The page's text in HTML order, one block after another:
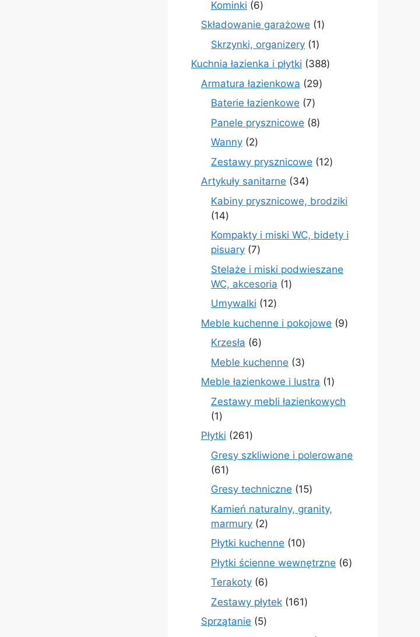
Kominki 66
produktów
Składowanie garażowe 11
Skrzynki, organizery 11
produkt
Kuchnia łazienka i płytki 388388
Armatura łazienkowa 2929
Baterie łazienkowe 77
produktów
Panele prysznicowe 88
Wanny 22
produkty
Zestawy prysznicowe 1212
Artykuły sanitarne 3434
produkty
Kabiny prysznicowe, brodziki
1414
produktów
Kompakty i miski WC, bidety i
pisuary 77
produktów
Stelaże i miski podwieszane
WC, akcesoria
11
Umywalki 1212
produktów
Meble kuchenne i pokojowe 99
Krzesła 66
produktów
Meble kuchenne 33
produkty
Meble łazienkowe i lustra 11
produkt
Zestawy mebli łazienkowych
11
produkt
Płytki 261261
produktów
Gresy szkliwione i polerowane
6161
produktów
Gresy techniczne 1515
produktów
Kamień naturalny, granity,
marmury 22
produkty
Płytki kuchenne 1010
produktów
Płytki ścienne wewnętrzne 66
Terakoty 66
produktów
Zestawy płytek 161161
Sprzątanie 55